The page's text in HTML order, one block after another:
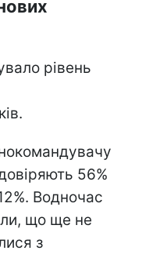
рівень
56%
Водночас
що ще не
з